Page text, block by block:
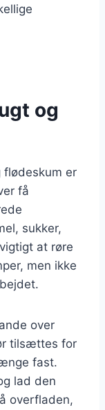
og
flødeskum er
få
sukker,
at røre
men ikke
over
tilsættes for
fast.
lad den
overfladen,